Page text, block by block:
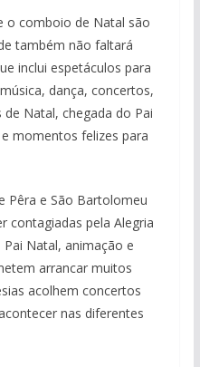
o comboio de Natal são
também não faltará
inclui espetáculos para
dança, concertos,
Natal, chegada do Pai
momentos felizes para
Pêra e São Bartolomeu
contagiadas pela Alegria
Natal, animação e
arrancar muitos
acolhem concertos
nas diferentes